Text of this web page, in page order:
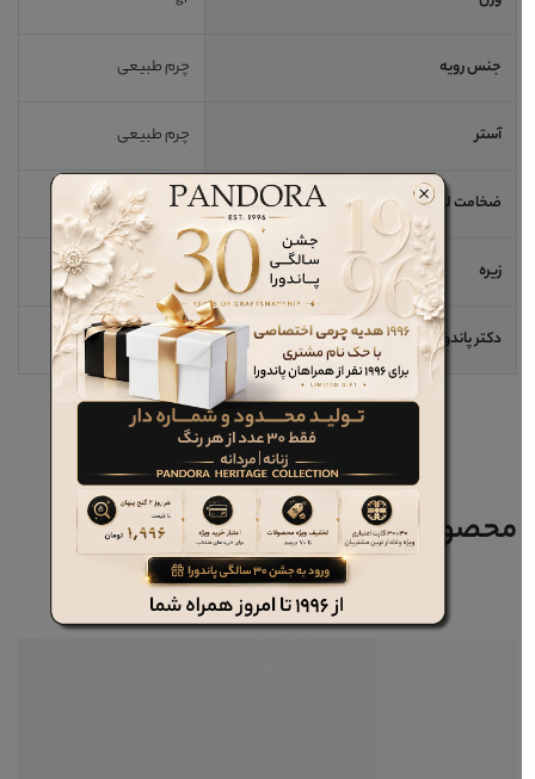
جنس رویه چرم طبیعی
آستر چرم طبیعی
ضخامت لژ / اندازه پاشنه 3 cm
زیره EVA
دکتر پاندورا خیر
محصولات مرتبط